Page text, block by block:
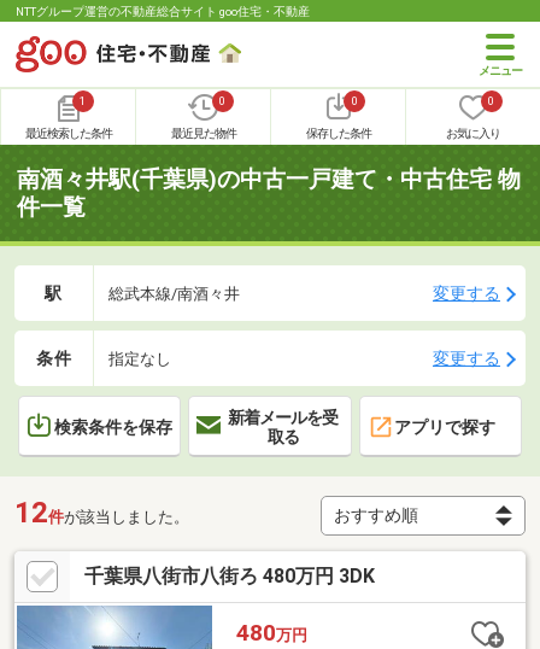
NTTグループ運営の不動産総合サイト goo住宅・不動産
1
最近検索した条件
0
最近見た物件
0
保存した条件
0
お気に入り
南酒々井駅(千葉県)の中古一戸建て・中古住宅 物
件一覧
駅 総武本線/南酒々井 変更する
条件 指定なし 変更する
検索条件を保存
新着メールを受
取る
アプリで探す
12件が該当しました。
千葉県八街市八街ろ 480万円 3DK
480万円